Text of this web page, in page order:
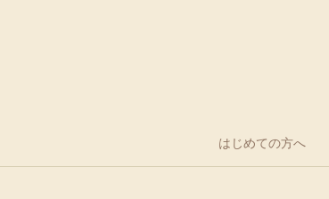
はじめての方へ